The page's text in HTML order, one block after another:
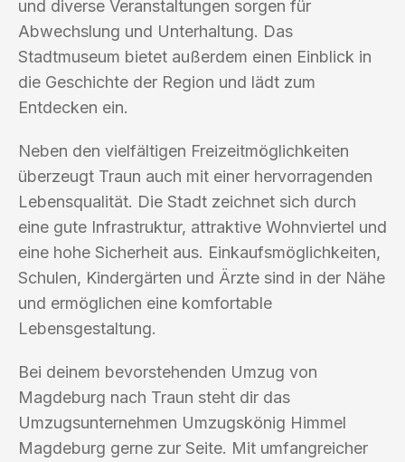
und diverse Veranstaltungen sorgen für
Abwechslung und Unterhaltung. Das
Stadtmuseum bietet außerdem einen Einblick in
die Geschichte der Region und lädt zum
Entdecken ein.
Neben den vielfältigen Freizeitmöglichkeiten
überzeugt Traun auch mit einer hervorragenden
Lebensqualität. Die Stadt zeichnet sich durch
eine gute Infrastruktur, attraktive Wohnviertel und
eine hohe Sicherheit aus. Einkaufsmöglichkeiten,
Schulen, Kindergärten und Ärzte sind in der Nähe
und ermöglichen eine komfortable
Lebensgestaltung.
Bei deinem bevorstehenden Umzug von
Magdeburg nach Traun steht dir das
Umzugsunternehmen Umzugskönig Himmel
Magdeburg gerne zur Seite. Mit umfangreicher